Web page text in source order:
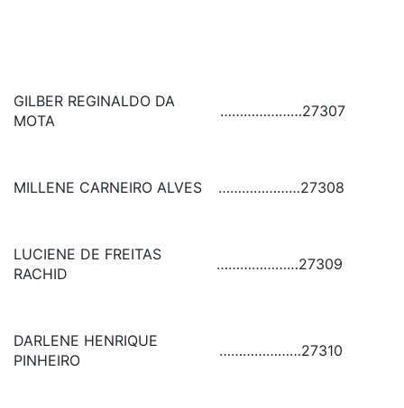
GILBER REGINALDO DA
MOTA
…………………27307
MILLENE CARNEIRO ALVES …………………27308
LUCIENE DE FREITAS
RACHID
…………………27309
DARLENE HENRIQUE
PINHEIRO
…………………27310